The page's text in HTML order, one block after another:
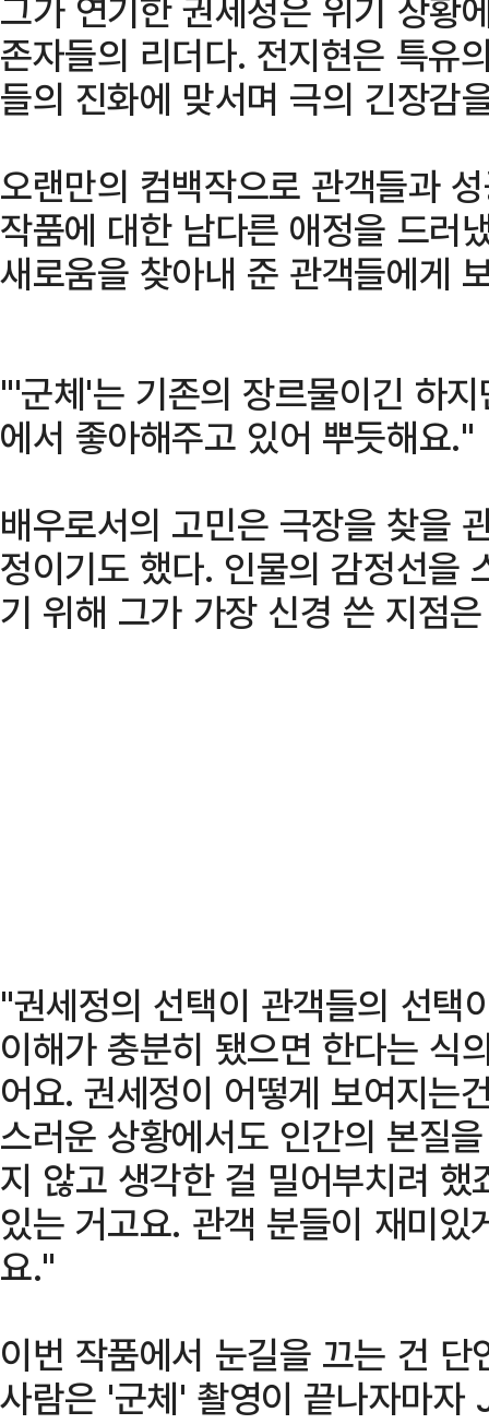
그가 연기한 권세정은 위기 상황
존자들의 리더다. 전지현은 특유
들의 진화에 맞서며 극의 긴장감
오랜만의 컴백작으로 관객들과
작품에 대한 남다른 애정을 드러
새로움을 찾아내 준 관객들에게
"'군체'는 기존의 장르물이긴 하
에서 좋아해주고 있어 뿌듯해요."
배우로서의 고민은 극장을 찾을
정이기도 했다. 인물의 감정선을
기 위해 그가 가장 신경 쓴 지점
"권세정의 선택이 관객들의 선택
이해가 충분히 됐으면 한다는 식
어요. 권세정이 어떻게 보여지는
스러운 상황에서도 인간의 본질
지 않고 생각한 걸 밀어부치려
있는 거고요. 관객 분들이 재미
요."
이번 작품에서 눈길을 끄는 건
사람은 '군체' 촬영이 끝나자마